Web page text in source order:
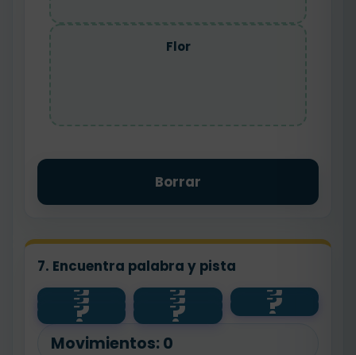
Flor
Borrar
7. Encuentra palabra y pista
?
alto ?
feliz ?
pan
?
panadero ?
contento ?
flor
?
bajo ?
floristería
Movimientos: 0